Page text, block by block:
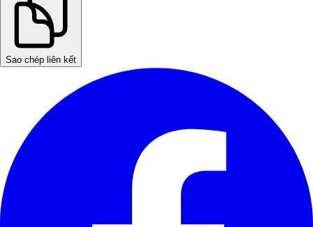
Sao chép liên kết